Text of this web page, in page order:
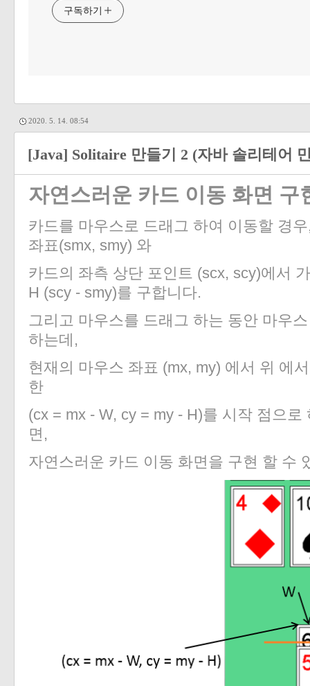
구독하기
2020. 5. 14. 08:54
[Java] Solitaire 만들기 2 (자바 솔리테어
자연스러운 카드 이동 화면 구
카드를 마우스로 드래그 하여 이동할 경
좌표(smx, smy) 와
카드의 좌측 상단 포인트 (scx, scy)에서
H (scy - smy)를 구합니다.
그리고 마우스를 드래그 하는 동안 마우
하는데,
현재의 마우스 좌표 (mx, my) 에서 위 에
한
(cx = mx - W, cy = my - H)를 시작 점으
면,
자연스러운 카드 이동 화면을 구현 할 수